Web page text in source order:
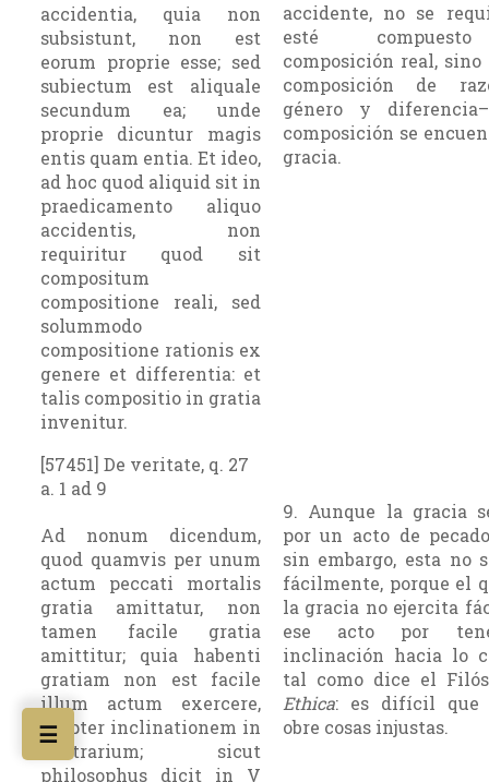
accidentia, quia non
subsistunt, non est
eorum proprie esse; sed
subiectum est aliquale
secundum ea; unde
proprie dicuntur magis
entis quam entia. Et ideo,
ad hoc quod aliquid sit in
praedicamento aliquo
accidentis, non
requiritur quod sit
compositum
compositione reali, sed
solummodo
compositione rationis ex
genere et differentia: et
talis compositio in gratia
invenitur.
accidente, no se
esté
composición real, sino
composición de
género y
composición se
gracia.
[57451] De veritate, q. 27
a. 1 ad 9
Ad nonum dicendum,
quod quamvis per unum
actum peccati mortalis
gratia amittatur, non
tamen facile gratia
amittitur; quia habenti
gratiam non est facile
illum actum exercere,
propter inclinationem in
contrarium; sicut
philosophus dicit in V
9. Aunque la gracia
por un acto de
sin embargo, esta no
fácilmente, porque el
la gracia no ejercita
ese acto por
inclinación hacia lo
tal como dice el
Ethica: es difícil que
obre cosas injustas.
☰